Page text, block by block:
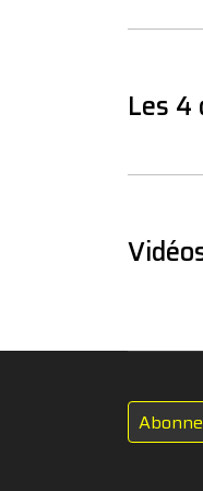
Les 4